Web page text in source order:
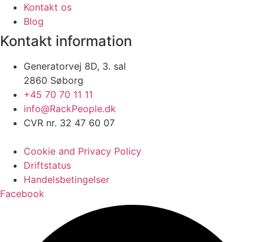
Kontakt os
Blog
Kontakt information
Generatorvej 8D, 3. sal
2860 Søborg
+45 70 70 11 11
info@RackPeople.dk
CVR nr. 32 47 60 07
Cookie and Privacy Policy
Driftstatus
Handelsbetingelser
Facebook